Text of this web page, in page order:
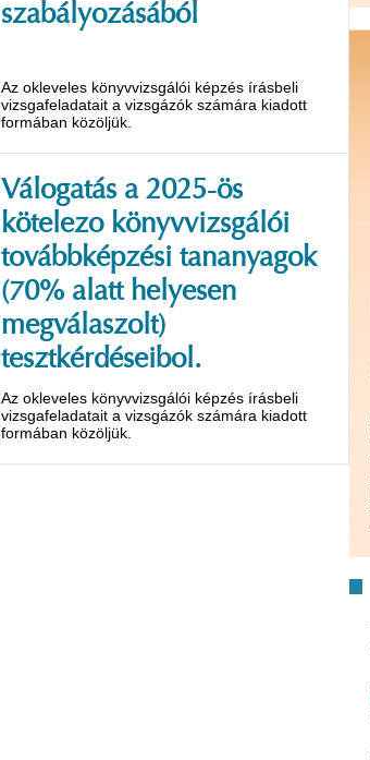
szabályozásából
Az okleveles könyvvizsgálói képzés írásbeli
vizsgafeladatait a vizsgázók számára kiadott
formában közöljük.
Válogatás a 2025-ös
kötelezo könyvvizsgálói
továbbképzési tananyagok
(70% alatt helyesen
megválaszolt)
tesztkérdéseibol.
Az okleveles könyvvizsgálói képzés írásbeli
vizsgafeladatait a vizsgázók számára kiadott
formában közöljük.